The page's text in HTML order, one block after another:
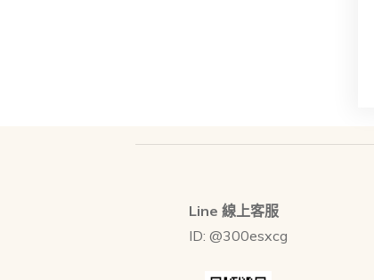
Line 線上客服
ID: @300esxcg